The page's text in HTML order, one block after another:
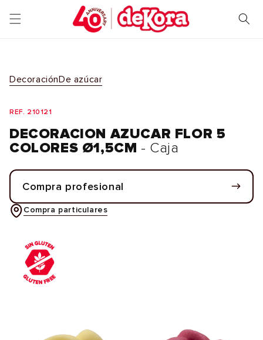
directamente
al contenido
DecoraciónDe azúcar
REF. 210121
DECORACION AZUCAR FLOR 5
COLORES Ø1,5CM - Caja
Compra profesional
Compra particulares